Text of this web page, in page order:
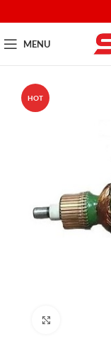
MENU
HOT